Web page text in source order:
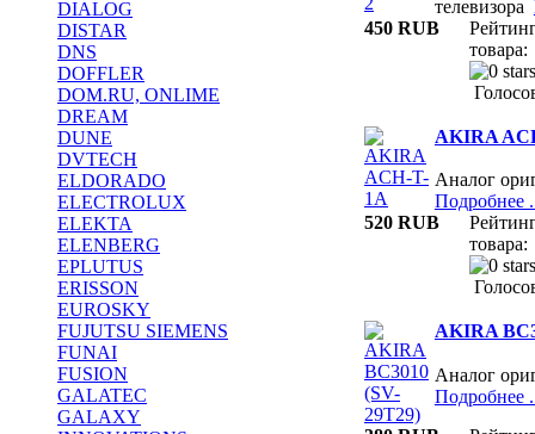
DIALOG
DISTAR
DNS
DOFFLER
DOM.RU, ONLIME
DREAM
DUNE
DVTECH
ELDORADO
ELECTROLUX
ELEKTA
ELENBERG
EPLUTUS
ERISSON
EUROSKY
FUJUTSU SIEMENS
FUNAI
FUSION
GALATEC
GALAXY
телевизора
450 RUB
товара:
AKIRA
Аналог
Подробнее
520 RUB
товара:
AKIRA
Аналог
Подробнее